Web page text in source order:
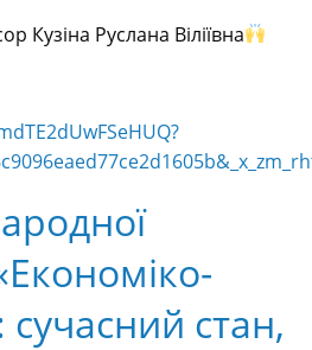
Кузіна Руслана Віліївна
стан,